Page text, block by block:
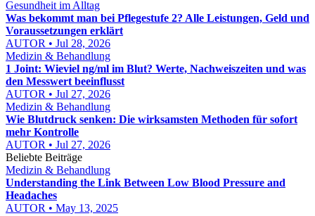
Gesundheit im Alltag
Was bekommt man bei Pflegestufe 2? Alle Leistungen, Geld und
Voraussetzungen erklärt
AUTOR • Jul 28, 2026
Medizin & Behandlung
1 Joint: Wieviel ng/ml im Blut? Werte, Nachweiszeiten und was
den Messwert beeinflusst
AUTOR • Jul 27, 2026
Medizin & Behandlung
Wie Blutdruck senken: Die wirksamsten Methoden für sofort
mehr Kontrolle
AUTOR • Jul 27, 2026
Beliebte Beiträge
Medizin & Behandlung
Understanding the Link Between Low Blood Pressure and
Headaches
AUTOR • May 13, 2025